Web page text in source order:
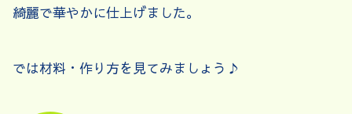
綺麗で華やかに仕上げました。
では材料・作り方を見てみましょう♪